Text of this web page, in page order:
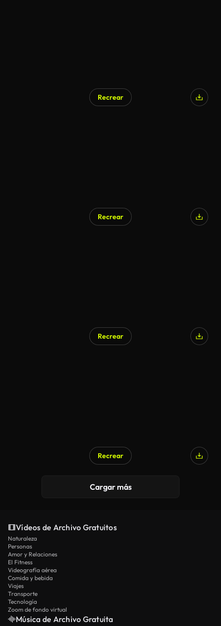
Recrear
Recrear
Recrear
Recrear
Cargar más
Vídeos de Archivo Gratuitos
Naturaleza
Personas
Amor y Relaciones
El Fitness
Videografía aérea
Comida y bebida
Viajes
Transporte
Tecnología
Zoom de fondo virtual
Música de Archivo Gratuita